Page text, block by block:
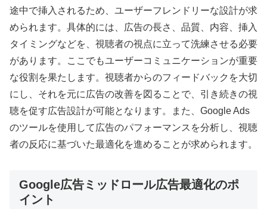
途中で挿入されるため、ユーザーフレンドリーな設計が求
められます。具体的には、広告の長さ、品質、内容、挿入
タイミングなどを、視聴者の視点に立って洗練させる必要
があります。ここでもユーザーコミュニケーションが重要
な役割を果たします。視聴者からのフィードバックを大切
にし、それを元に広告の改善を図ることで、引き続きの視
聴を促す広告設計が可能となります。また、Google Ads
のツールを使用して広告のパフォーマンスを分析し、視聴
者の反応に基づいた最適化を進めることが求められます。
Google広告ミッドロール広告最適化のポ
イント